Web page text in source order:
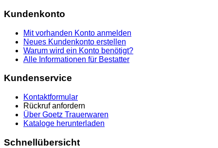
Kundenkonto
Mit vorhanden Konto anmelden
Neues Kundenkonto erstellen
Warum wird ein Konto benötigt?
Alle Informationen für Bestatter
Kundenservice
Kontaktformular
Rückruf anfordern
Über Goetz Trauerwaren
Kataloge herunterladen
Schnellübersicht